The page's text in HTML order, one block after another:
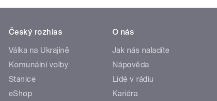
Český rozhlas
Válka na Ukrajině
Komunální volby
Stanice
eShop
O nás
Jak nás naladíte
Nápověda
Lidé v rádiu
Kariéra